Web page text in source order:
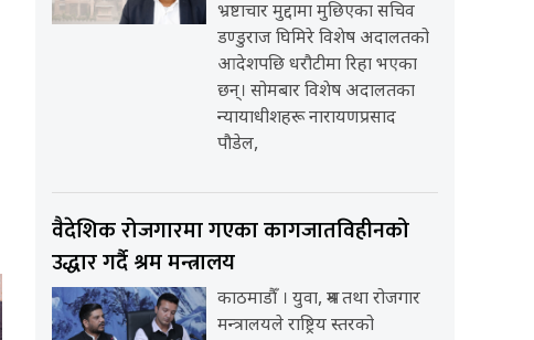
भ्रष्टाचार मुद्दामा मुछिएका सचिव
डण्डुराज घिमिरे विशेष अदालतको
आदेशपछि धरौटीमा रिहा भएका
छन्। सोमबार विशेष अदालतका
न्यायाधीशहरू नारायणप्रसाद
पौडेल,
वैदेशिक रोजगारमा गएका कागजातविहीनको
उद्धार गर्दै श्रम मन्त्रालय
काठमाडौँ । युवा, श्रम तथा रोजगार
मन्त्रालयले राष्ट्रिय स्तरको